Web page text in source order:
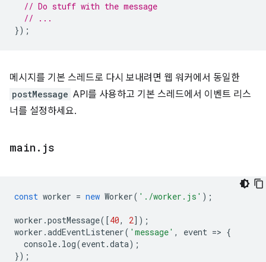
// Do stuff with the message
// ...
});
메시지를 기본 스레드로 다시 보내려면 웹 워커에서 동일한
postMessage API를 사용하고 기본 스레드에서 이벤트 리스
너를 설정하세요.
main . js
const worker = new Worker( './worker.js' );
worker .postMessage([40, 2]);
worker .addEventListener( 'message' , event => {
console. log(event.data);
});